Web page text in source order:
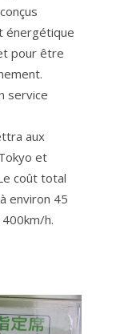
énergétique
pour être
service
aux
et
coût total
environ 45
h.